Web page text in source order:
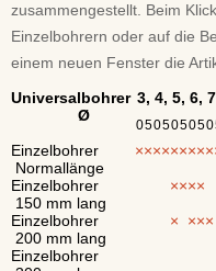
zusammengestellt. Beim
Einzelbohrern oder auf die
einem neuen Fenster die
Universalbohrer
Ø
3, 4, 5, 6,
050505050
Einzelbohrer
Normallänge
×××××××××
Einzelbohrer
150 mm lang
××××
Einzelbohrer
200 mm lang
× ×××
Einzelbohrer